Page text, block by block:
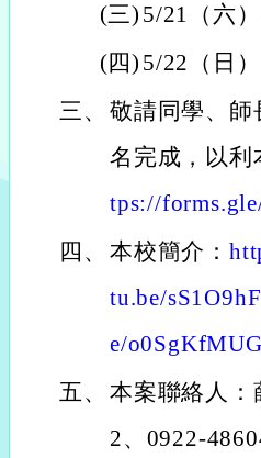
(三) 5/21（六
(四) 5/22（日
三、 敬請同學、師
名完成，以利
tps://
四、 本校簡介：
tu.be/
e/
五、 本案聯絡人：
2、0922-